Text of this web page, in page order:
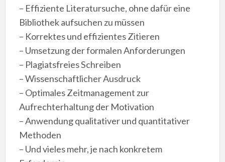
– Effiziente Literatursuche, ohne dafür eine
Bibliothek aufsuchen zu müssen
– Korrektes und effizientes Zitieren
– Umsetzung der formalen Anforderungen
– Plagiatsfreies Schreiben
– Wissenschaftlicher Ausdruck
– Optimales Zeitmanagement zur
Aufrechterhaltung der Motivation
– Anwendung qualitativer und quantitativer
Methoden
– Und vieles mehr, je nach konkretem